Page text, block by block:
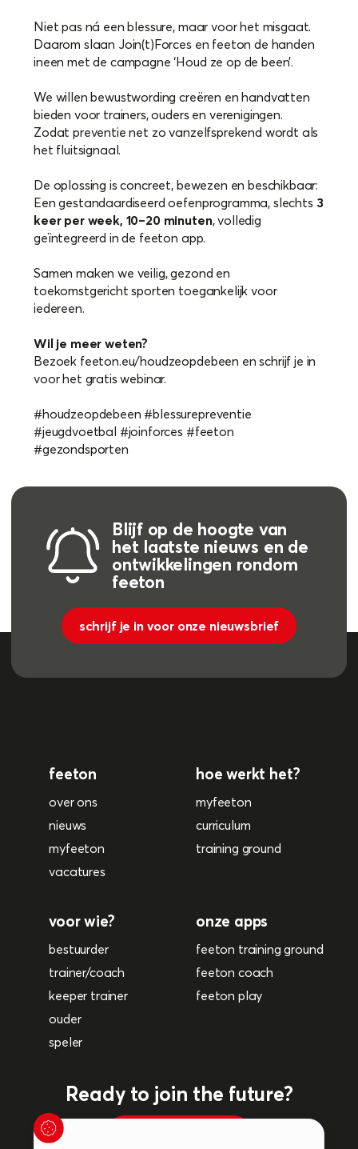
Niet pas ná een blessure, maar voor het misgaat.
Daarom slaan Join(t)Forces en feeton de handen
ineen met de campagne ‘Houd ze op de been’.
We willen bewustwording creëren en handvatten
bieden voor trainers, ouders en verenigingen.
Zodat preventie net zo vanzelfsprekend wordt als
het fluitsignaal.
De oplossing is concreet, bewezen en beschikbaar:
Een gestandaardiseerd oefenprogramma, slechts 3
keer per week, 10–20 minuten, volledig
geïntegreerd in de feeton app.
Samen maken we veilig, gezond en
toekomstgericht sporten toegankelijk voor
iedereen.
Wil je meer weten?
Bezoek feeton.eu/houdzeopdebeen en schrijf je in
voor het gratis webinar.
#houdzeopdebeen #blessurepreventie
#jeugdvoetbal #joinforces #feeton
#gezondsporten
Blijf op de hoogte van
het laatste nieuws en de
ontwikkelingen rondom
feeton
schrijf je in voor onze nieuwsbrief
feeton
over ons
nieuws
myfeeton
vacatures
hoe werkt het?
myfeeton
curriculum
training ground
voor wie?
bestuurder
trainer/coach
keeper trainer
ouder
speler
onze apps
feeton training ground
feeton coach
feeton play
Ready to join the future?